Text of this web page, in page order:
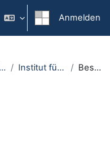
Anmelden
Institut für Philosophie I Beschreibung